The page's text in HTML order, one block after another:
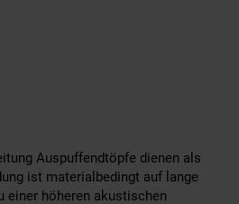
Auspuffendtöpfe dienen als
ist materialbedingt auf lange
einer höheren akustischen